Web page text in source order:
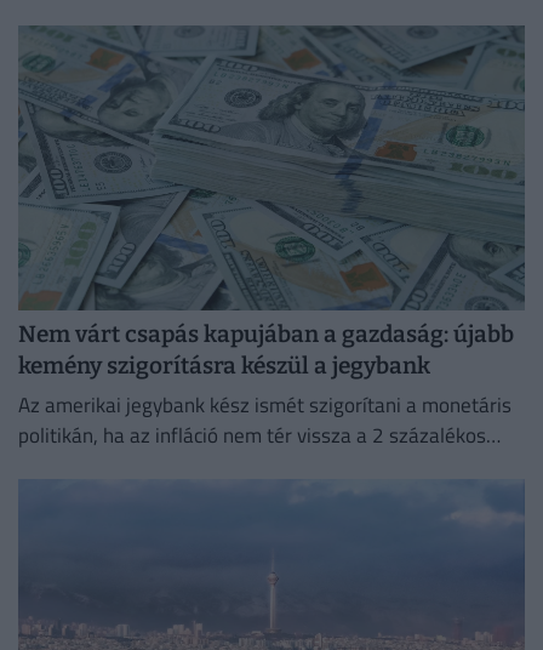
Nem várt csapás kapujában a gazdaság: újabb
kemény szigorításra készül a jegybank
Az amerikai jegybank kész ismét szigorítani a monetáris
politikán, ha az infláció nem tér vissza a 2 százalékos